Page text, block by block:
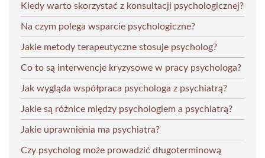
Kiedy warto skorzystać z konsultacji psychologicznej?
Na czym polega wsparcie psychologiczne?
Jakie metody terapeutyczne stosuje psycholog?
Co to są interwencje kryzysowe w pracy psychologa?
Jak wygląda współpraca psychologa z psychiatrą?
Jakie są różnice między psychologiem a psychiatrą?
Jakie uprawnienia ma psychiatra?
Czy psycholog może prowadzić długoterminową